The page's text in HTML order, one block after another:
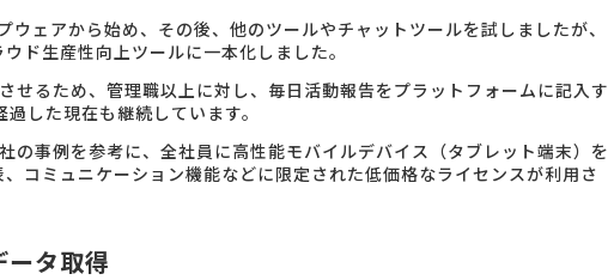
ェアから始め、その後、他のツールやチャットツールを試しましたが、
ド生産性向上ツールに一本化しました。
せるため、管理職以上に対し、毎日活動報告をプラットフォームに記入す
した現在も継続しています。
の事例を参考に、全社員に高性能モバイルデバイス（タブレット端末）を
コミュニケーション機能などに限定された低価格なライセンスが利用さ
タ取得